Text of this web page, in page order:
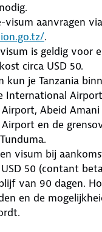
visum aanvragen via
.
is geldig voor
circa USD 50.
kun je Tanzania
International
Abeid Amani
en de
visum bij
50 (contant
van 90 dagen.
en de